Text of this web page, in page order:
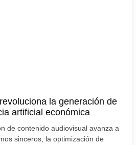
la generación de
artificial económica
de contenido audiovisual avanza a
sinceros, la optimización de